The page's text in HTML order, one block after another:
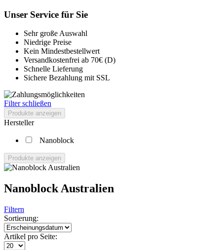
Unser Service für Sie
Sehr große Auswahl
Niedrige Preise
Kein Mindestbestellwert
Versandkostenfrei ab 70€ (D)
Schnelle Lieferung
Sichere Bezahlung mit SSL
Filter schließen
Produkte anzeigen
Hersteller
Nanoblock
Produkte anzeigen
Nanoblock Australien
Filtern
Sortierung:
Artikel pro Seite: